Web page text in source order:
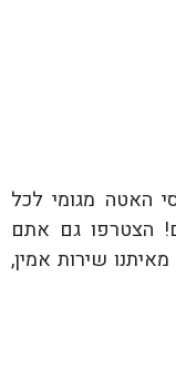
האטה מגומי לכל
הצטרפו גם אתם
שירות אמין,